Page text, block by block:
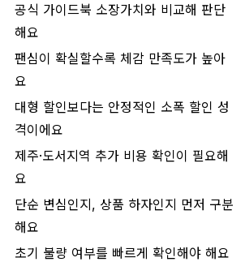
공식 가이드북 소장가치와 비교해 판단
해요
팬심이 확실할수록 체감 만족도가 높아
요
대형 할인보다는 안정적인 소폭 할인 성
격이에요
제주·도서지역 추가 비용 확인이 필요해
요
단순 변심인지, 상품 하자인지 먼저 구분
해요
초기 불량 여부를 빠르게 확인해야 해요